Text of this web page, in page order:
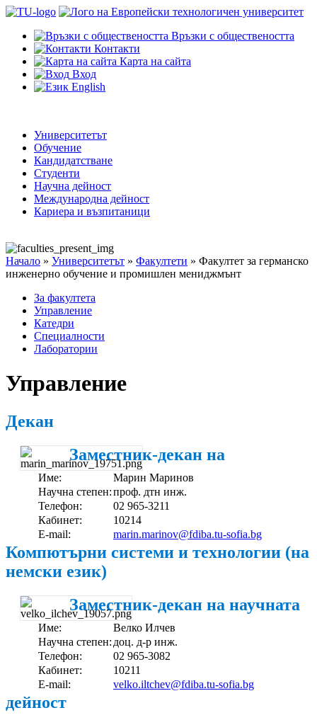
Връзки с обществеността
Контакти
Карта на сайта
Вход
English
Университетът
Обучение
Кандидатстване
Студенти
Научна дейност
Международна дейност
Кариера и възпитаници
Начало » Университетът » Факултети » Факултет за германско
инженерно обучение и промишлен мениджмънт
За факултета
Управление
Катедри
Специалности
Лаборатории
Управление
Декан
Име:
Марин Маринов
Научна степен:проф. дтн инж.
Телефон:
02 965-3211
Кабинет:
10214
E-mail:
marin.marinov@fdiba.tu-sofia.bg
Заместник-декан на
Компютърни системи и технологии (на
немски език)
Име:
Велко Илчев
Научна степен: доц. д-р инж.
Телефон:
02 965-3082
Кабинет:
10211
E-mail:
velko.iltchev@fdiba.tu-sofia.bg
Заместник-декан на научната
дейност